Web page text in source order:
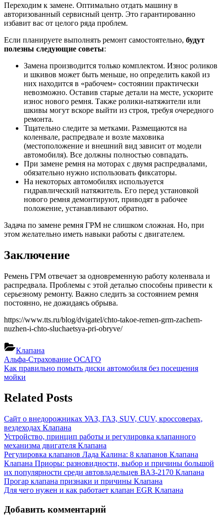
Переходим к замене. Оптимально отдать машину в
авторизованный сервисный центр. Это гарантированно
избавит вас от целого ряда проблем.
Если планируете выполнять ремонт самостоятельно, будут
полезны следующие советы:
Замена производится только комплектом. Износ роликов
и шкивов может быть меньше, но определить какой из
них находится в «рабочем» состоянии практически
невозможно. Оставив старые детали на месте, ускорите
износ нового ремня. Также ролики-натяжители или
шкивы могут вскоре выйти из строя, требуя очередного
ремонта.
Тщательно следите за метками. Размещаются на
коленвале, распредвале и возле маховика
(местоположение и внешний вид зависит от модели
автомобиля). Все должны полностью совпадать.
При замене ремня на моторах с двумя распредвалами,
обязательно нужно использовать фиксаторы.
На некоторых автомобилях используется
гидравлический натяжитель. Его перед установкой
нового ремня демонтируют, приводят в рабочее
положение, устанавливают обратно.
Задача по замене ремня ГРМ не слишком сложная. Но, при
этом желательно иметь навыки работы с двигателем.
Заключение
Ремень ГРМ отвечает за одновременную работу коленвала и
распредвала. Проблемы с этой деталью способны привести к
серьезному ремонту. Важно следить за состоянием ремня
постоянно, не дожидаясь обрыва.
https://www.tts.ru/blog/dvigatel/chto-takoe-remen-grm-zachem-
nuzhen-i-chto-sluchaetsya-pri-obryve/
Клапана
Навигация
по
Previous
Post:
Альфа-Страхование ОСАГО
Next
Post:
Как правильно помыть диски автомобиля без посещения
мойки
Related Posts
Сайт о внедорожниках УАЗ, ГАЗ, SUV, CUV, кроссоверах,
вездеходах Клапана
Устройство, принцип работы и регулировка клапанного
механизма двигателя Клапана
Регулировка клапанов Лада Калина: 8 клапанов Клапана
Клапана Приоры: разновидности, выбор и причины большой
их популярности среди автовладельцев ВАЗ-2170 Клапана
Прогар клапана признаки и причины Клапана
Для чего нужен и как работает клапан EGR Клапана
Добавить комментарий